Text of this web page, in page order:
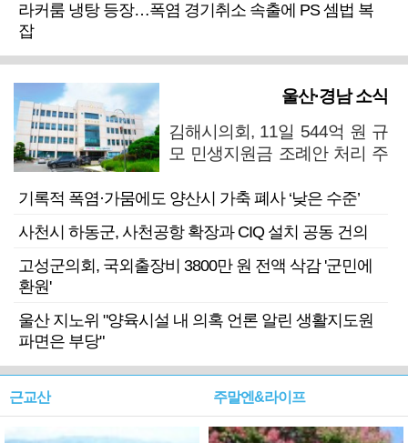
라커룸 냉탕 등장…폭염 경기취소 속출에 PS 셈법 복
잡
울산·경남 소식
김해시의회, 11일 544억 원 규
모 민생지원금 조례안 처리 주
기록적 폭염·가뭄에도 양산시 가축 폐사 ‘낮은 수준’
사천시 하동군, 사천공항 확장과 CIQ 설치 공동 건의
고성군의회, 국외출장비 3800만 원 전액 삭감 '군민에
환원'
울산 지노위 "양육시설 내 의혹 언론 알린 생활지도원
파면은 부당"
근교산 주말엔&라이프